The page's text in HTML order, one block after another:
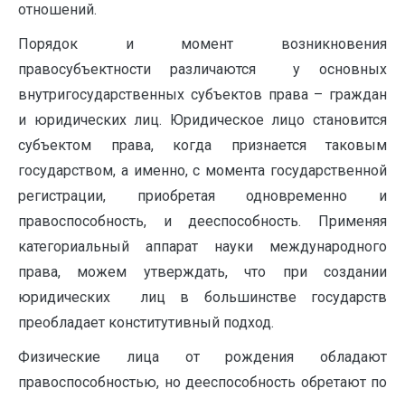
отношений.
Порядок и момент возникновения
правосубъектности различаются у основных
внутригосударственных субъектов права – граждан
и юридических лиц. Юридическое лицо становится
субъектом права, когда признается таковым
государством, а именно, с момента государственной
регистрации, приобретая одновременно и
правоспособность, и дееспособность. Применяя
категориальный аппарат науки международного
права, можем утверждать, что при создании
юридических лиц в большинстве государств
преобладает конститутивный подход.
Физические лица от рождения обладают
правоспособностью, но дееспособность обретают по